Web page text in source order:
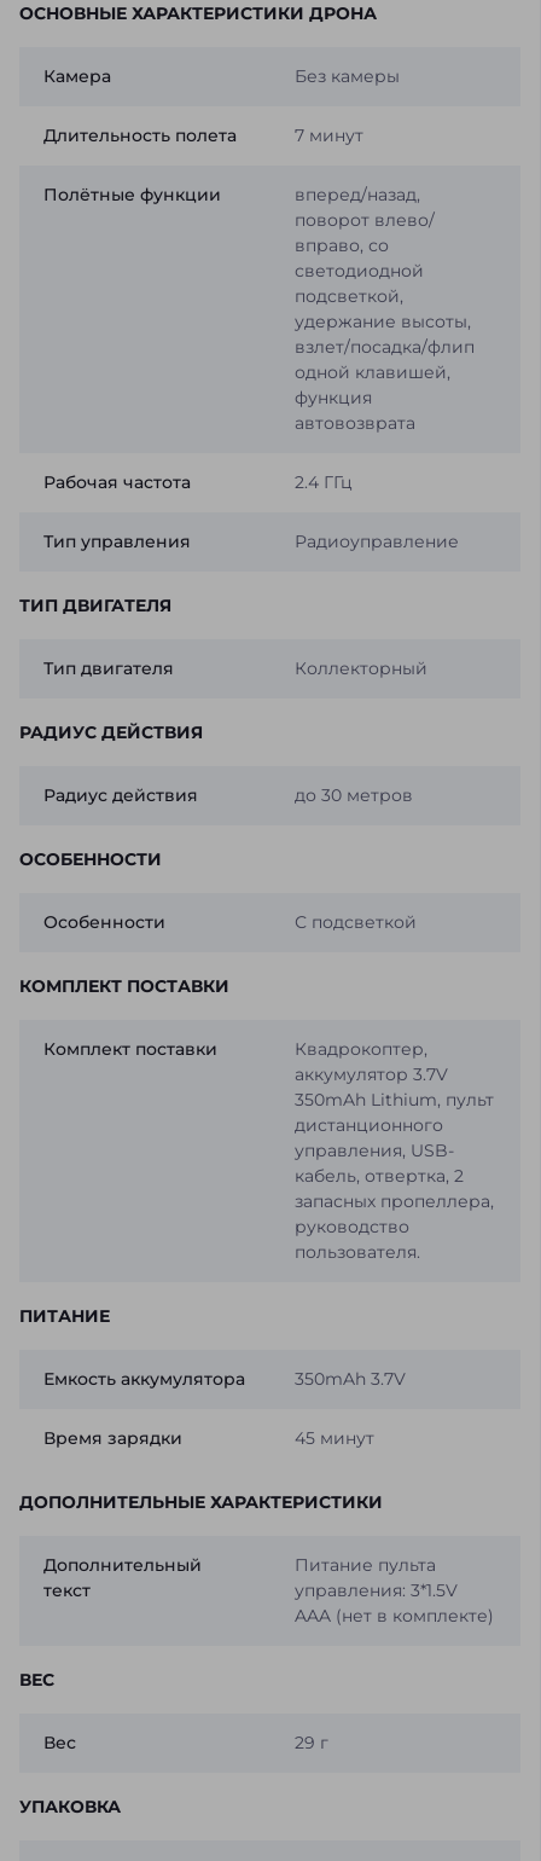
ОСНОВНЫЕ ХАРАКТЕРИСТИКИ ДРОНА
Камера Без камеры
Длительность полета 7 минут
Полётные функции
вперед/назад,
поворот влево/
вправо, со
светодиодной
подсветкой,
удержание высоты,
взлет/посадка/флип
одной клавишей,
функция
автовозврата
Рабочая частота 2.4 ГГц
Тип управления Радиоуправление
ТИП ДВИГАТЕЛЯ
Тип двигателя Коллекторный
РАДИУС ДЕЙСТВИЯ
Радиус действия до 30 метров
ОСОБЕННОСТИ
Особенности С подсветкой
КОМПЛЕКТ ПОСТАВКИ
Комплект поставки
Квадрокоптер,
аккумулятор 3.7V
350mAh Lithium, пульт
дистанционного
управления, USB-
кабель, отвертка, 2
запасных пропеллера,
руководство
пользователя.
ПИТАНИЕ
Емкость аккумулятора 350mAh 3.7V
Время зарядки 45 минут
ДОПОЛНИТЕЛЬНЫЕ ХАРАКТЕРИСТИКИ
Дополнительный
текст
Питание пульта
управления: 3*1.5V
AAA (нет в комплекте)
ВЕС
Вес 29 г
УПАКОВКА